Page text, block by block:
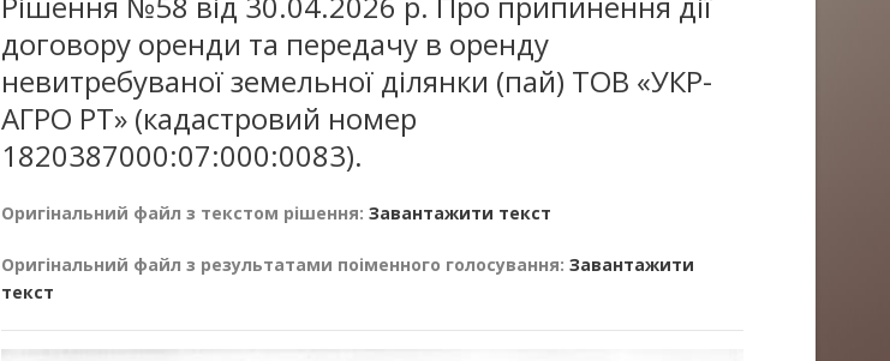
договору оренди та передачу в оренду
невитребуваної земельної ділянки (пай) ТОВ «УКР-
АГРО РТ» (кадастровий номер
1820387000:07:000:0083).
Оригінальний файл з текстом рішення: Завантажити текст
Оригінальний файл з результатами поіменного голосування: Завантажити
текст